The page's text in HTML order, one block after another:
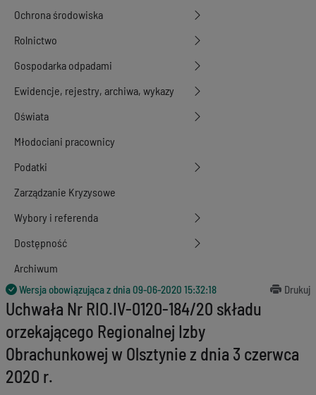
Ochrona środowiska
Rolnictwo
Gospodarka odpadami
Ewidencje, rejestry, archiwa, wykazy
Oświata
Młodociani pracownicy
Podatki
Zarządzanie Kryzysowe
Wybory i referenda
Dostępność
Archiwum
Wersja obowiązująca z dnia09-06-2020 15:32:18 Drukuj
Uchwała Nr RIO.IV-0120-184/20 składu
orzekającego Regionalnej Izby
Obrachunkowej w Olsztynie z dnia 3 czerwca
2020 r.